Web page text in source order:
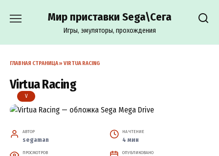
Мир приставки Sega\Сега
Игры, эмуляторы, прохождения
ГЛАВНАЯ СТРАНИЦА» VIRTUA RACING
Virtua Racing
V
АВТОР
segaman
НА ЧТЕНИЕ
4 мин
ПРОСМОТРОВ ОПУБЛИКОВАНО